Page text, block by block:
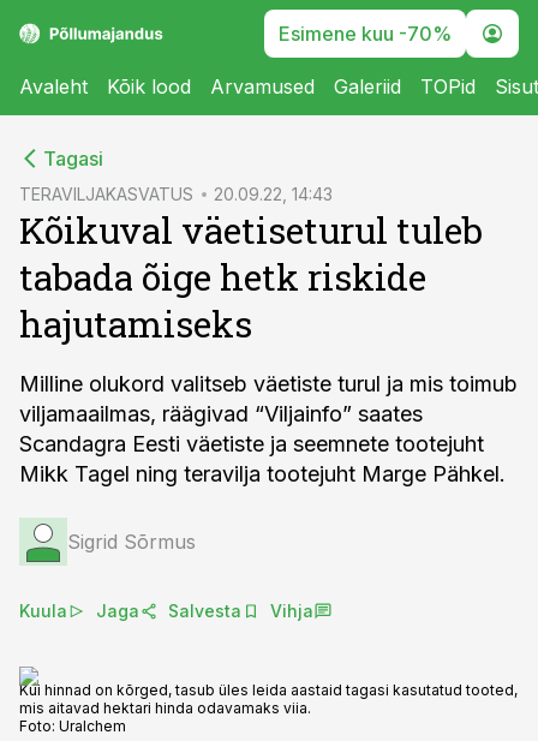
Esimene kuu -70%
Avaleht Kõik lood Arvamused Galeriid TOPid
Tagasi
TERAVILJAKASVATUS 20.09.22, 14:43
Kõikuval väetiseturul tuleb
tabada õige hetk riskide
hajutamiseks
Milline olukord valitseb väetiste turul ja mis toimub
viljamaailmas, räägivad “Viljainfo” saates
Scandagra Eesti väetiste ja seemnete tootejuht
Mikk Tagel ning teravilja tootejuht Marge Pähkel.
Sigrid Sõrmus
Kuula Jaga Salvesta Vihja
Kui hinnad on kõrged, tasub üles leida aastaid tagasi kasutatud tooted,
mis aitavad hektari hinda odavamaks viia.
Foto: Uralchem